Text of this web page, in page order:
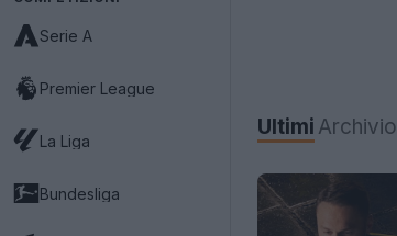
Serie A
Premier League
La Liga
Bundesliga
Ultimi Archivio